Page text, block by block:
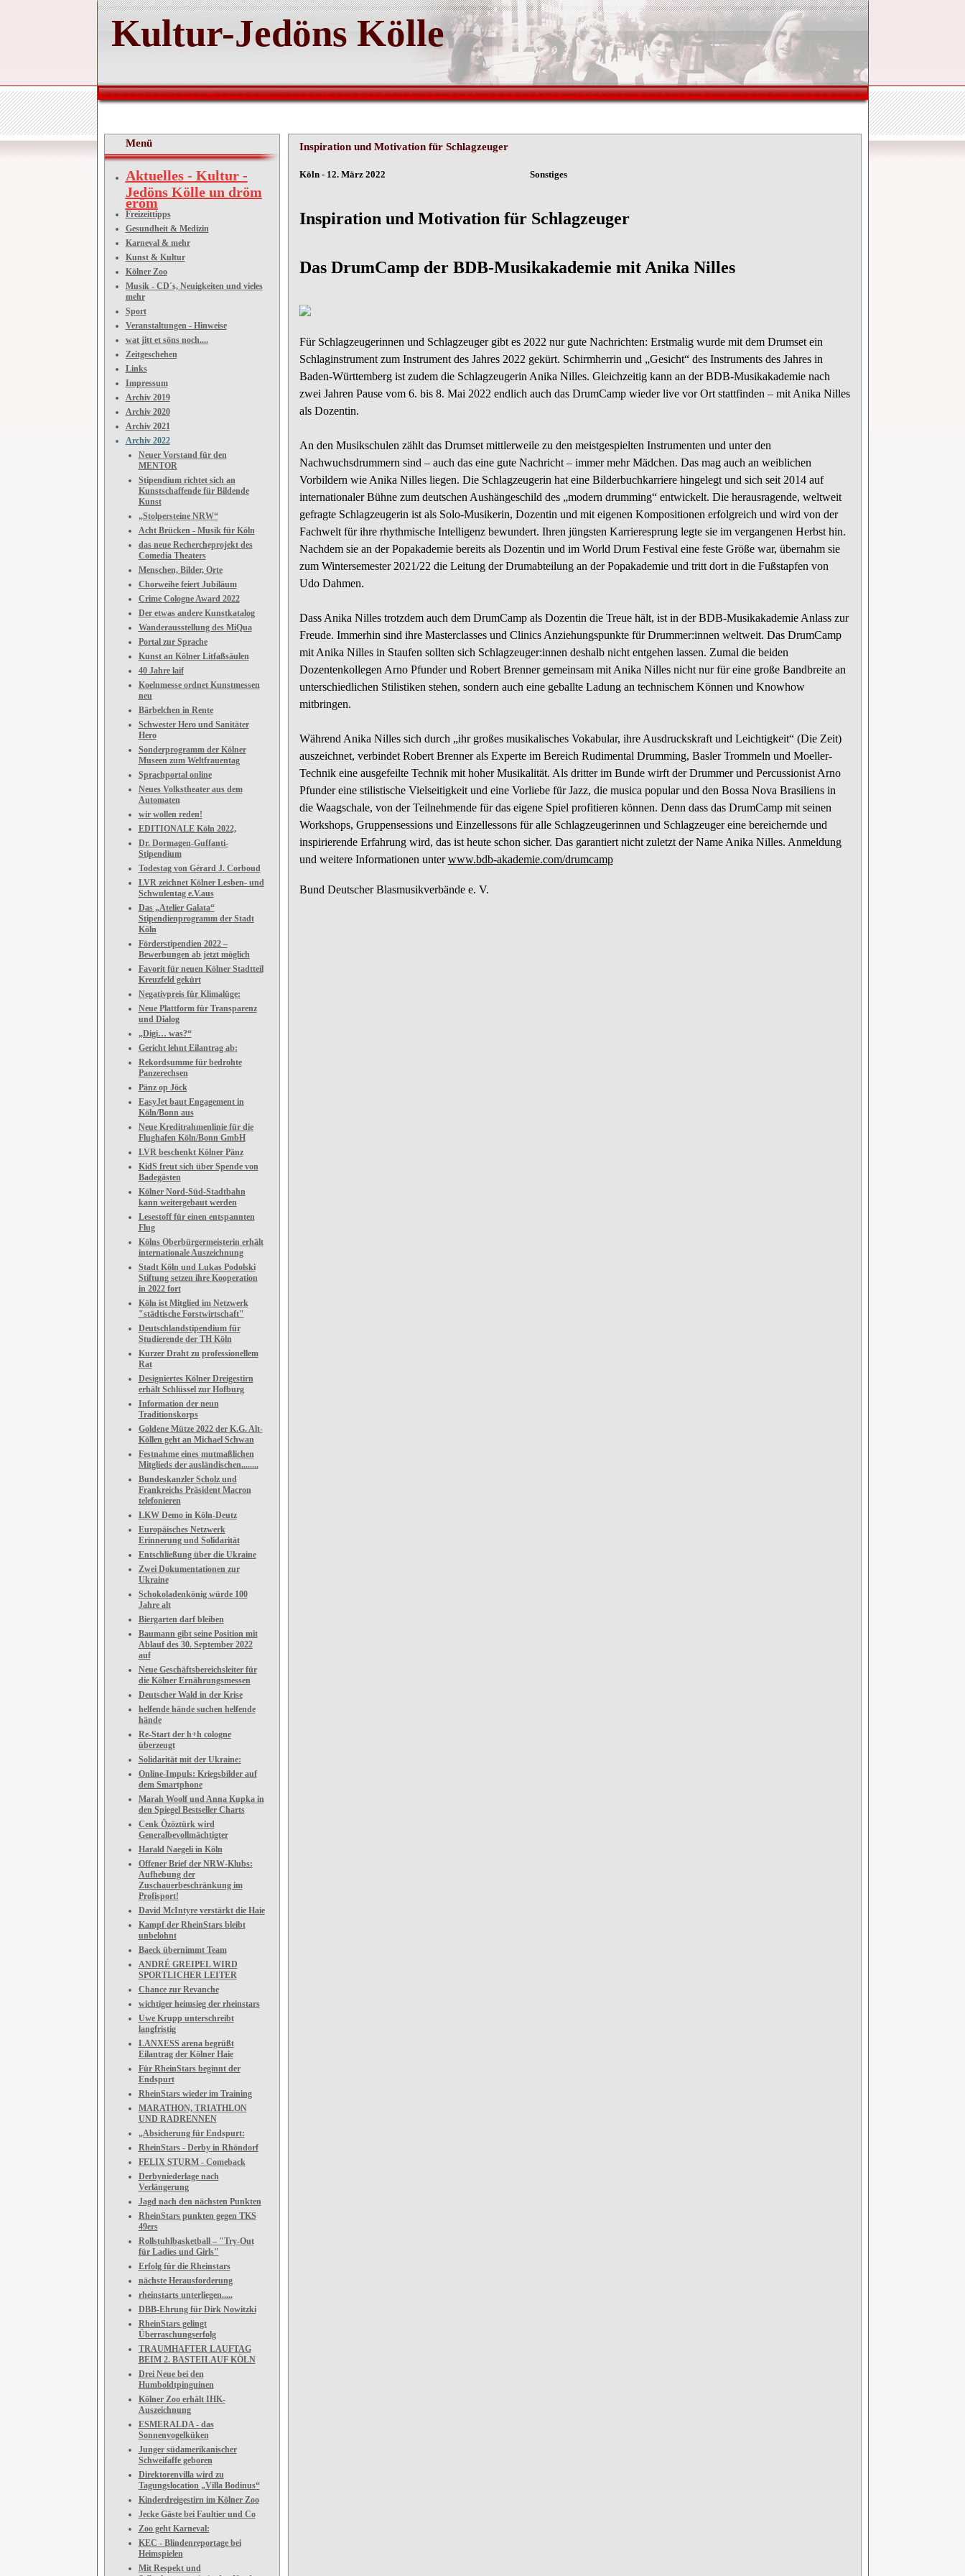
Kultur-Jedöns Kölle
Menü
Aktuelles - Kultur -
Jedöns Kölle un dröm
eröm
Freizeittipps
Gesundheit & Medizin
Karneval & mehr
Kunst & Kultur
Kölner Zoo
Musik - CD´s, Neuigkeiten und vieles
mehr
Sport
Veranstaltungen - Hinweise
wat jitt et söns noch....
Zeitgeschehen
Links
Impressum
Archiv 2019
Archiv 2020
Archiv 2021
Archiv 2022
Neuer Vorstand für den
MENTOR
Stipendium richtet sich an
Kunstschaffende für Bildende
Kunst
„Stolpersteine NRW“
Acht Brücken - Musik für Köln
das neue Rechercheprojekt des
Comedia Theaters
Menschen, Bilder, Orte
Chorweihe feiert Jubiläum
Crime Cologne Award 2022
Der etwas andere Kunstkatalog
Wanderausstellung des MiQua
Portal zur Sprache
Kunst an Kölner Litfaßsäulen
40 Jahre laif
Koelnmesse ordnet Kunstmessen
neu
Bärbelchen in Rente
Schwester Hero und Sanitäter
Hero
Sonderprogramm der Kölner
Museen zum Weltfrauentag
Sprachportal online
Neues Volkstheater aus dem
Automaten
wir wollen reden!
EDITIONALE Köln 2022,
Dr. Dormagen-Guffanti-
Stipendium
Todestag von Gérard J. Corboud
LVR zeichnet Kölner Lesben- und
Schwulentag e.V.aus
Das „Atelier Galata“
Stipendienprogramm der Stadt
Köln
Förderstipendien 2022 –
Bewerbungen ab jetzt möglich
Favorit für neuen Kölner Stadtteil
Kreuzfeld gekürt
Negativpreis für Klimalüge:
Neue Plattform für Transparenz
und Dialog
„Digi… was?“
Gericht lehnt Eilantrag ab:
Rekordsumme für bedrohte
Panzerechsen
Pänz op Jöck
EasyJet baut Engagement in
Köln/Bonn aus
Neue Kreditrahmenlinie für die
Flughafen Köln/Bonn GmbH
LVR beschenkt Kölner Pänz
KidS freut sich über Spende von
Badegästen
Kölner Nord-Süd-Stadtbahn
kann weitergebaut werden
Lesestoff für einen entspannten
Flug
Kölns Oberbürgermeisterin erhält
internationale Auszeichnung
Stadt Köln und Lukas Podolski
Stiftung setzen ihre Kooperation
in 2022 fort
Köln ist Mitglied im Netzwerk
"städtische Forstwirtschaft"
Deutschlandstipendium für
Studierende der TH Köln
Kurzer Draht zu professionellem
Rat
Designiertes Kölner Dreigestirn
erhält Schlüssel zur Hofburg
Information der neun
Traditionskorps
Goldene Mütze 2022 der K.G. Alt-
Köllen geht an Michael Schwan
Festnahme eines mutmaßlichen
Mitglieds der ausländischen........
Bundeskanzler Scholz und
Frankreichs Präsident Macron
telefonieren
LKW Demo in Köln-Deutz
Europäisches Netzwerk
Erinnerung und Solidarität
Entschließung über die Ukraine
Zwei Dokumentationen zur
Ukraine
Schokoladenkönig würde 100
Jahre alt
Biergarten darf bleiben
Baumann gibt seine Position mit
Ablauf des 30. September 2022
auf
Neue Geschäftsbereichsleiter für
die Kölner Ernährungsmessen
Deutscher Wald in der Krise
helfende hände suchen helfende
hände
Re-Start der h+h cologne
überzeugt
Solidarität mit der Ukraine:
Online-Impuls: Kriegsbilder auf
dem Smartphone
Marah Woolf und Anna Kupka in
den Spiegel Bestseller Charts
Cenk Özöztürk wird
Generalbevollmächtigter
Harald Naegeli in Köln
Offener Brief der NRW-Klubs:
Aufhebung der
Zuschauerbeschränkung im
Profisport!
David McIntyre verstärkt die Haie
Kampf der RheinStars bleibt
unbelohnt
Baeck übernimmt Team
ANDRÉ GREIPEL WIRD
SPORTLICHER LEITER
Chance zur Revanche
wichtiger heimsieg der rheinstars
Uwe Krupp unterschreibt
langfristig
LANXESS arena begrüßt
Eilantrag der Kölner Haie
Für RheinStars beginnt der
Endspurt
RheinStars wieder im Training
MARATHON, TRIATHLON
UND RADRENNEN
„Absicherung für Endspurt:
RheinStars - Derby in Rhöndorf
FELIX STURM - Comeback
Derbyniederlage nach
Verlängerung
Jagd nach den nächsten Punkten
RheinStars punkten gegen TKS
49ers
Rollstuhlbasketball – "Try-Out
für Ladies und Girls"
Erfolg für die Rheinstars
nächste Herausforderung
rheinstarts unterliegen.....
DBB-Ehrung für Dirk Nowitzki
RheinStars gelingt
Überraschungserfolg
TRAUMHAFTER LAUFTAG
BEIM 2. BASTEILAUF KÖLN
Drei Neue bei den
Humboldtpinguinen
Kölner Zoo erhält IHK-
Auszeichnung
ESMERALDA - das
Sonnenvogelküken
Junger südamerikanischer
Schweifaffe geboren
Direktorenvilla wird zu
Tagungslocation „Villa Bodinus“
Kinderdreigestirn im Kölner Zoo
Jecke Gäste bei Faultier und Co
Zoo geht Karneval:
KEC - Blindenreportage bei
Heimspielen
Mit Respekt und
Inspiration und Motivation für Schlagzeuger
Köln - 12. März 2022 Sonstiges
Inspiration und Motivation für Schlagzeuger
Das DrumCamp der BDB-Musikakademie mit Anika Nilles
Für Schlagzeugerinnen und Schlagzeuger gibt es 2022 nur gute Nachrichten: Erstmalig wurde mit dem Drumset ein
Schlaginstrument zum Instrument des Jahres 2022 gekürt. Schirmherrin und „Gesicht“ des Instruments des Jahres in
Baden-Württemberg ist zudem die Schlagzeugerin Anika Nilles. Gleichzeitig kann an der BDB-Musikakademie nach
zwei Jahren Pause vom 6. bis 8. Mai 2022 endlich auch das DrumCamp wieder live vor Ort stattfinden – mit Anika Nilles
als Dozentin.
An den Musikschulen zählt das Drumset mittlerweile zu den meistgespielten Instrumenten und unter den
Nachwuchsdrummern sind – auch das eine gute Nachricht – immer mehr Mädchen. Das mag auch an weiblichen
Vorbildern wie Anika Nilles liegen. Die Schlagzeugerin hat eine Bilderbuchkarriere hingelegt und sich seit 2014 auf
internationaler Bühne zum deutschen Aushängeschild des „modern drumming“ entwickelt. Die herausragende, weltweit
gefragte Schlagzeugerin ist als Solo-Musikerin, Dozentin und mit eigenen Kompositionen erfolgreich und wird von der
Fachwelt für ihre rhythmische Intelligenz bewundert. Ihren jüngsten Karrieresprung legte sie im vergangenen Herbst hin.
Nachdem sie an der Popakademie bereits als Dozentin und im World Drum Festival eine feste Größe war, übernahm sie
zum Wintersemester 2021/22 die Leitung der Drumabteilung an der Popakademie und tritt dort in die Fußstapfen von
Udo Dahmen.
Dass Anika Nilles trotzdem auch dem DrumCamp als Dozentin die Treue hält, ist in der BDB-Musikakademie Anlass zur
Freude. Immerhin sind ihre Masterclasses und Clinics Anziehungspunkte für Drummer:innen weltweit. Das DrumCamp
mit Anika Nilles in Staufen sollten sich Schlagzeuger:innen deshalb nicht entgehen lassen. Zumal die beiden
Dozentenkollegen Arno Pfunder und Robert Brenner gemeinsam mit Anika Nilles nicht nur für eine große Bandbreite an
unterschiedlichen Stilistiken stehen, sondern auch eine geballte Ladung an technischem Können und Knowhow
mitbringen.
Während Anika Nilles sich durch „ihr großes musikalisches Vokabular, ihre Ausdruckskraft und Leichtigkeit“ (Die Zeit)
auszeichnet, verbindet Robert Brenner als Experte im Bereich Rudimental Drumming, Basler Trommeln und Moeller-
Technik eine ausgefeilte Technik mit hoher Musikalität. Als dritter im Bunde wirft der Drummer und Percussionist Arno
Pfunder eine stilistische Vielseitigkeit und eine Vorliebe für Jazz, die musica popular und den Bossa Nova Brasiliens in
die Waagschale, von der Teilnehmende für das eigene Spiel profitieren können. Denn dass das DrumCamp mit seinen
Workshops, Gruppensessions und Einzellessons für alle Schlagzeugerinnen und Schlagzeuger eine bereichernde und
inspirierende Erfahrung wird, das ist heute schon sicher. Das garantiert nicht zuletzt der Name Anika Nilles. Anmeldung
und weitere Informationen unterwww.bdb-akademie.com/drumcamp
Bund Deutscher Blasmusikverbände e. V.